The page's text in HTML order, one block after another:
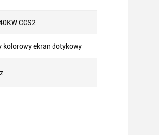
CCS2
kolorowy ekran dotykowy